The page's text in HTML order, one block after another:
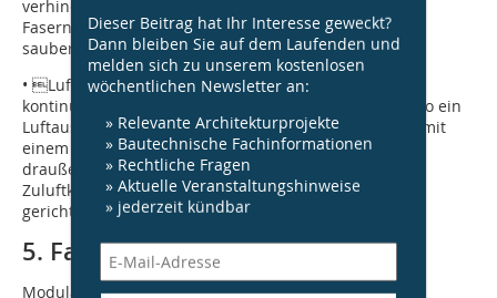
verhindert eine Inhalation der restlichen anhaftenden
Fasern sowie eine Übertragung von Asbestfasern auf
saubere Bereiche.
• Luftabsaugung: Während der Arbeiten wird
kontinuierlich Luft im Arbeitsbereich abgesaugt und so ein
Luftaustausch inkl. Unterdruck erzeugt. Die Luft wird mit
einem speziellen Filtersystem gefiltert, bevor sie nach
draußen ab­geführt wird. Mittels einseitig öffnenden
Zuluftklappen entsteht so eine in den Arbeitsbereich
gerichtete Luftführung durch die Schleuse.
5. Fazit
Modular aufgebaute Schleusensysteme stellen eine
Dieser Beitrag hat Ihr Interesse geweckt?
Dann bleiben Sie auf dem Laufenden und
melden sich zu unserem kostenlosen
wöchentlichen Newsletter an:
» Relevante Architekturprojekte
» Bautechnische Fachinformationen
» Rechtliche Fragen
» Aktuelle Veranstaltungshinweise
» jederzeit kündbar